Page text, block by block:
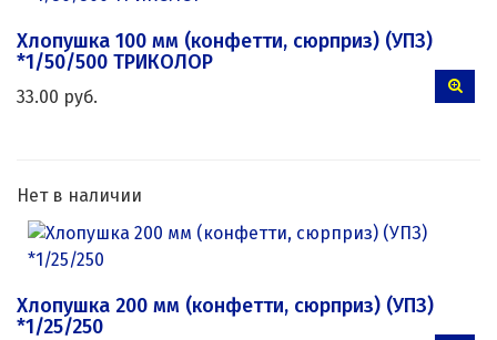
Хлопушка 100 мм (конфетти, сюрприз) (УПЗ)
*1/50/500 ТРИКОЛОР
33.00 руб.
Нет в наличии
Хлопушка 200 мм (конфетти, сюрприз) (УПЗ)
*1/25/250